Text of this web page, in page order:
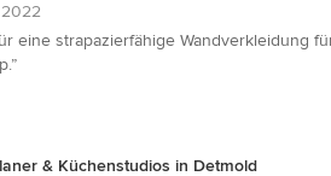
eine strapazierfähige Wandverkleidung
& Küchenstudios in Detmold